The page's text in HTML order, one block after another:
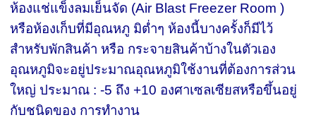
ห้องแช่แข็งลมเย็นจัด (Air Blast Freezer Room )
หรือห้องเก็บที่มีอุณหภู มิต่ำๆ ห้องนี้บางครั้งก็มีไว้
สำหรับพักสินค้า หรือ กระจายสินค้าบ้างในตัวเอง
อุณหภูมิจะอยู่ประมาณอุณหภูมิใช้งานที่ต้องการส่วน
ใหญ่ ประมาณ : -5 ถึง +10 องศาเซลเซียสหรือขึ้นอยู่
กับชนิดของ การทำงาน